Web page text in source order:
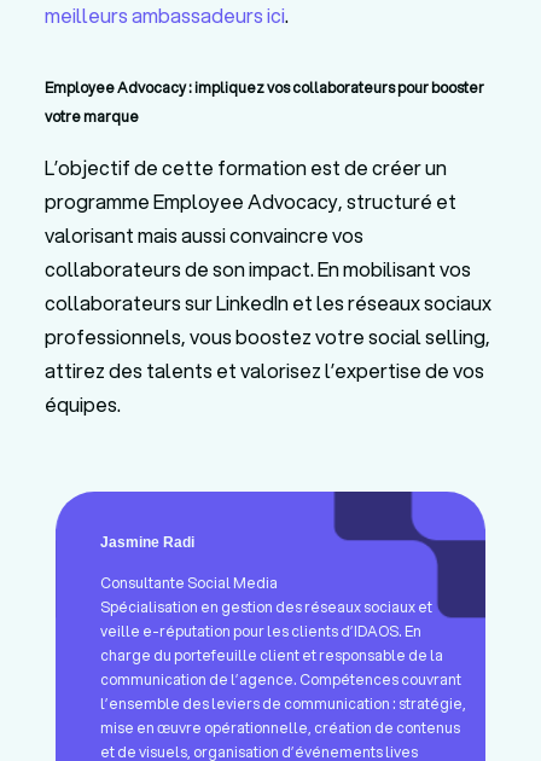
meilleurs ambassadeurs ici.
Employee Advocacy : impliquez vos collaborateurs pour booster
votre marque
L’objectif de cette formation est de créer un
programme Employee Advocacy, structuré et
valorisant mais aussi convaincre vos
collaborateurs de son impact. En mobilisant vos
collaborateurs sur LinkedIn et les réseaux sociaux
professionnels, vous boostez votre social selling,
attirez des talents et valorisez l’expertise de vos
équipes.
Jasmine Radi
Consultante Social Media
Spécialisation en gestion des réseaux sociaux et
veille e-réputation pour les clients d’IDAOS. En
charge du portefeuille client et responsable de la
communication de l’agence. Compétences couvrant
l’ensemble des leviers de communication : stratégie,
mise en œuvre opérationnelle, création de contenus
et de visuels, organisation d’événements lives